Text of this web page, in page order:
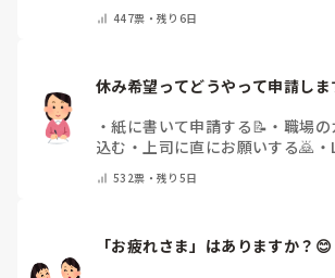
447票・残り6日
休み希望ってどうやって申請しま
・紙に書いて申請する📝 ・ 職場の
込む ・ 上司に直にお願いする🙇 ・
532票・残り5日
「お疲れさま」はありますか？😊